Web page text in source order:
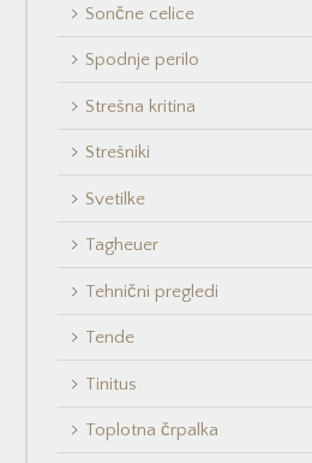
Sončne celice
Spodnje perilo
Strešna kritina
Strešniki
Svetilke
Tagheuer
Tehnični pregledi
Tende
Tinitus
Toplotna črpalka